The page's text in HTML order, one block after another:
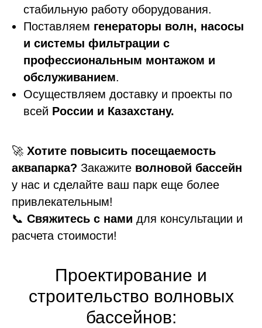
стабильную работу оборудования.
Поставляем генераторы волн, насосы
и системы фильтрации с
профессиональным монтажом и
обслуживанием.
Осуществляем доставку и проекты по
всей России и Казахстану.
🚀 Хотите повысить посещаемость
аквапарка? Закажите волновой бассейн
у нас и сделайте ваш парк еще более
привлекательным!
📞 Свяжитесь с нами для консультации и
расчета стоимости!
Проектирование и
строительство волновых
бассейнов: